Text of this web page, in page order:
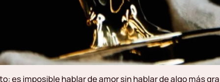
es imposible hablar de amor sin hablar de algo más